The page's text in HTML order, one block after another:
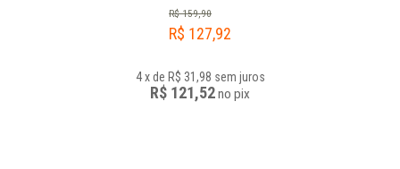
R$ 159,90
R$ 127,92
4 x de R$ 31,98 sem juros
R$ 121,52no pix